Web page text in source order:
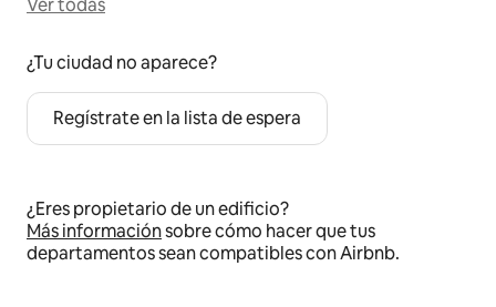
Ver todas
¿Tu ciudad no aparece?
Regístrate en la lista de espera
¿Eres propietario de un edificio?
Más informaciónsobre cómo hacer que tus
departamentos sean compatibles con Airbnb.